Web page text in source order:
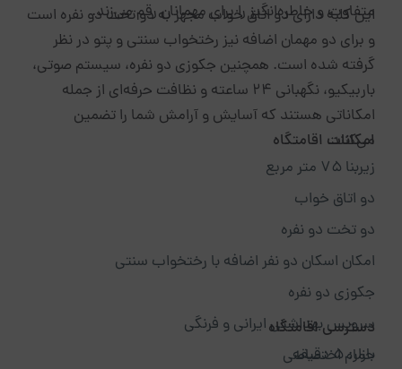
متفاوت و خاطره‌انگیز را برای مهمانان رقم می‌زند.
این کلبه دارای دو اتاق خواب مجهز به دو تخت دو نفره است
و برای دو مهمان اضافه نیز رختخواب سنتی و پتو در نظر
گرفته شده است. همچنین جکوزی دو نفره، سیستم صوتی،
باربیکیو، نگهبانی ۲۴ ساعته و نظافت حرفه‌ای از جمله
امکاناتی هستند که آسایش و آرامش شما را تضمین
می‌کنند.
امکانات اقامتگاه
زیربنا ۷۵ متر مربع
دو اتاق خواب
دو تخت دو نفره
امکان اسکان دو نفر اضافه با رختخواب سنتی
جکوزی دو نفره
سرویس بهداشتی ایرانی و فرنگی
حمام اختصاصی
دسترسی اقامتگاه
بازار: ۵ دقیقه